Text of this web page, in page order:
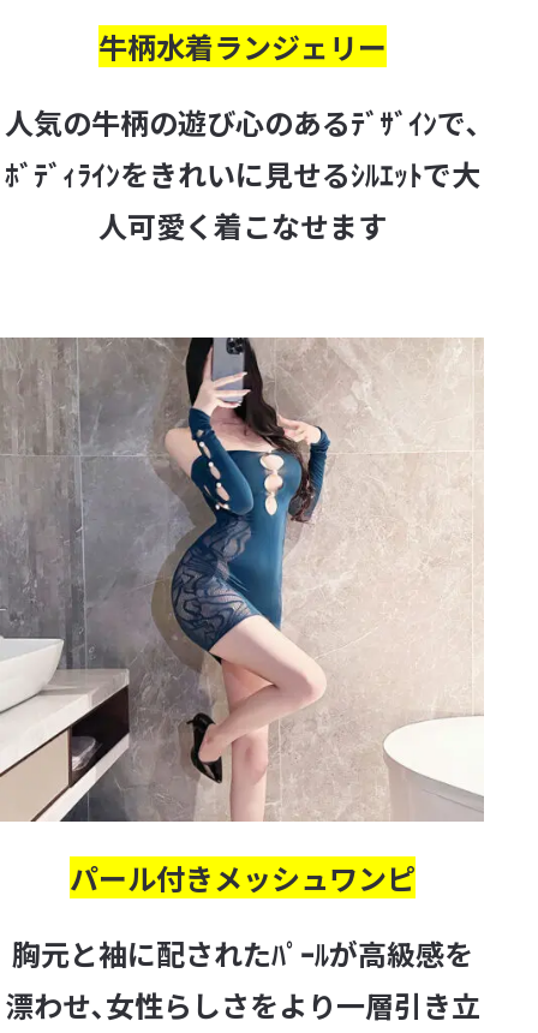
牛柄水着ランジェリー
人気の牛柄の遊び心のあるﾃﾞｻﾞｲﾝで､
ﾎﾞﾃﾞｨﾗｲﾝをきれいに見せるｼﾙｴｯﾄで大
人可愛く着こなせます
パール付きメッシュワンピ
胸元と袖に配されたﾊﾟｰﾙが高級感を
漂わせ､女性らしさをより一層引き立